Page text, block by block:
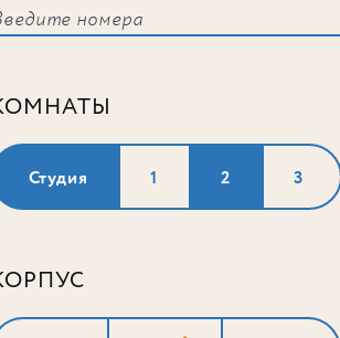
Студия 1 2 3